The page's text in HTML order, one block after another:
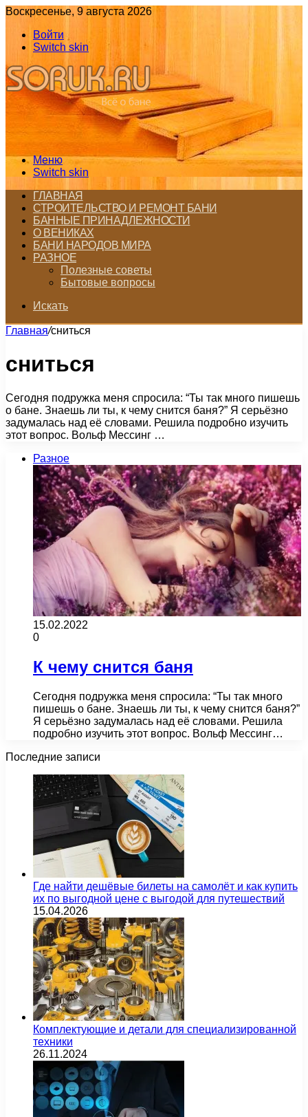
Воскресенье, 9 августа 2026
Войти
Switch skin
Меню
Switch skin
ГЛАВНАЯ
СТРОИТЕЛЬСТВО И РЕМОНТ БАНИ
БАННЫЕ ПРИНАДЛЕЖНОСТИ
О ВЕНИКАХ
БАНИ НАРОДОВ МИРА
РАЗНОЕ
Полезные советы
Бытовые вопросы
Искать
Главная/сниться
сниться
Сегодня подружка меня спросила: “Ты так много пишешь
о бане. Знаешь ли ты, к чему снится баня?” Я серьёзно
задумалась над её словами. Решила подробно изучить
этот вопрос. Вольф Мессинг …
Разное
15.02.2022
0
К чему снится баня
Сегодня подружка меня спросила: “Ты так много
пишешь о бане. Знаешь ли ты, к чему снится баня?”
Я серьёзно задумалась над её словами. Решила
подробно изучить этот вопрос. Вольф Мессинг…
Последние записи
Где найти дешёвые билеты на самолёт и как купить
их по выгодной цене с выгодой для путешествий
15.04.2026
Комплектующие и детали для специализированной
техники
26.11.2024